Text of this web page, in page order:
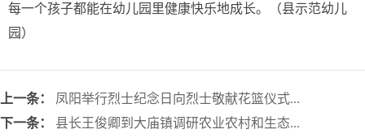
每一个孩子都能在幼儿园里健康快乐地成长。（县示范幼儿
园）
上一条：
凤阳举行烈士纪念日向烈士敬献花篮仪式...
下一条：
县长王俊卿到大庙镇调研农业农村和生态...